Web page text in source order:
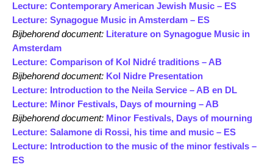
Lecture: Contemporary American Jewish Music – ES
Lecture: Synagogue Music in Amsterdam – ES
Bijbehorend document: Literature on Synagogue Music in
Amsterdam
Lecture: Comparison of Kol Nidré traditions – AB
Bijbehorend document: Kol Nidre Presentation
Lecture: Introduction to the Neila Service – AB en DL
Lecture: Minor Festivals, Days of mourning – AB
Bijbehorend document: Minor Festivals, Days of mourning
Lecture: Salamone di Rossi, his time and music – ES
Lecture: Introduction to the music of the minor festivals –
ES